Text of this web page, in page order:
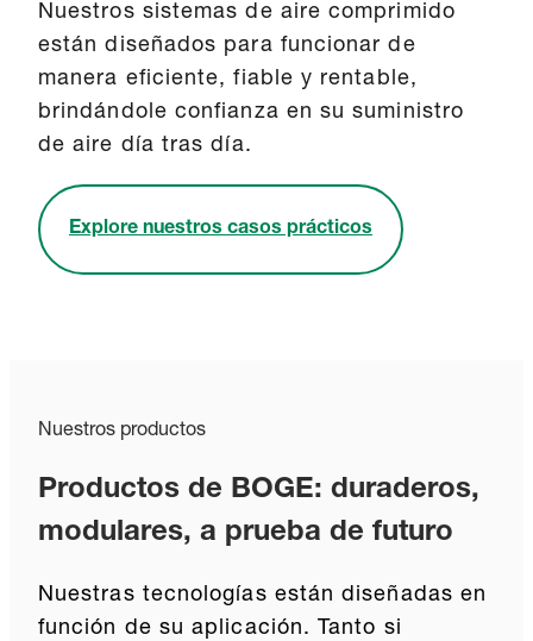
Nuestros sistemas de aire comprimido
están diseñados para funcionar de
manera eficiente, fiable y rentable,
brindándole confianza en su suministro
de aire día tras día.
Explore nuestros casos prácticos
Nuestros productos
Productos de BOGE: duraderos,
modulares, a prueba de futuro
Nuestras tecnologías están diseñadas en
función de su aplicación. Tanto si